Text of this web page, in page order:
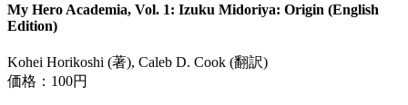
My Hero Academia, Vol. 1: Izuku Midoriya: Origin (English
Edition)
Kohei Horikoshi (著), Caleb D. Cook (翻訳)
価格：100円